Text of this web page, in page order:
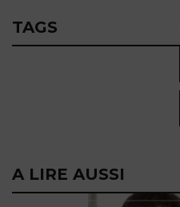
TAGS
A LIRE AUSSI